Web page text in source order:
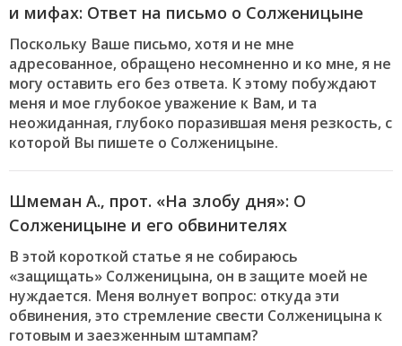
и мифах: Ответ на письмо о Солженицыне
Поскольку Ваше письмо, хотя и не мне
адресованное, обращено несомненно и ко мне, я не
могу оставить его без ответа. К этому побуждают
меня и мое глубокое уважение к Вам, и та
неожиданная, глубоко поразившая меня резкость, с
которой Вы пишете о Солженицыне.
Шмеман А., прот. «На злобу дня»: О
Солженицыне и его обвинителях
В этой короткой статье я не собираюсь
«защищать» Солженицына, он в защите моей не
нуждается. Меня волнует вопрос: откуда эти
обвинения, это стремление свести Солженицына к
готовым и заезженным штампам?